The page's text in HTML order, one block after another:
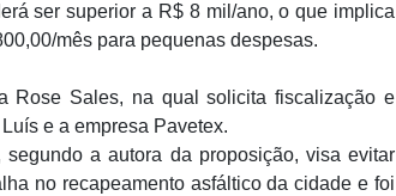
ser superior a R$ 8 mil/ano, o que implica
mês para pequenas despesas.
Rose Sales, na qual solicita fiscalização e
e a empresa Pavetex.
a autora da proposição, visa evitar
no recapeamento asfáltico da cidade e foi